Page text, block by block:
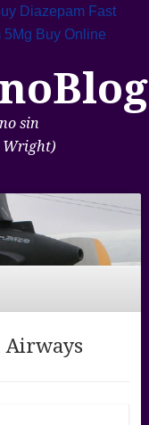
Diazepam Fast
5Mg Buy Online
sin
Wright)
Airways